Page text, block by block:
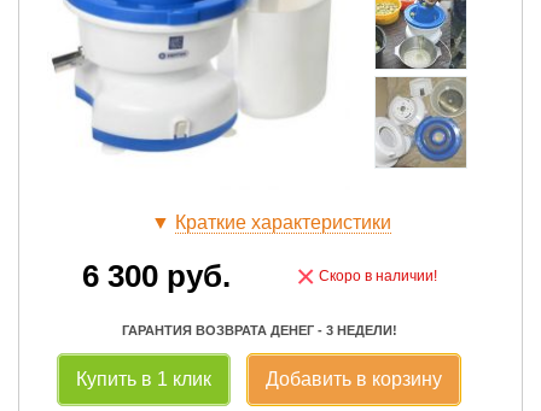
▼ Краткие характеристики
6 300 руб. × Скоро в наличии!
ГАРАНТИЯ ВОЗВРАТА ДЕНЕГ - 3 НЕДЕЛИ!
Купить в 1 клик Добавить в корзину